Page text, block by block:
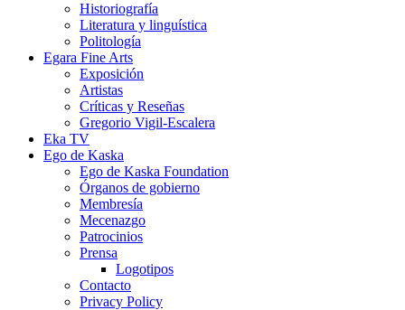
Historiografía
Literatura y linguística
Politología
Egara Fine Arts
Exposición
Artistas
Críticas y Reseñas
Gregorio Vigil-Escalera
Eka TV
Ego de Kaska
Ego de Kaska Foundation
Órganos de gobierno
Membresía
Mecenazgo
Patrocinios
Prensa
Logotipos
Contacto
Privacy Policy